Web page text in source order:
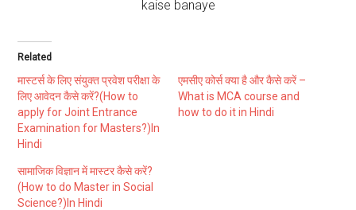
kaise banaye
Related
मास्टर्स के लिए संयुक्त प्रवेश परीक्षा के
लिए आवेदन कैसे करें?(How to
apply for Joint Entrance
Examination for Masters?)In
Hindi
एमसीए कोर्स क्या है और कैसे करें –
What is MCA course and
how to do it in Hindi
सामाजिक विज्ञान में मास्टर कैसे करें?
(How to do Master in Social
Science?)In Hindi